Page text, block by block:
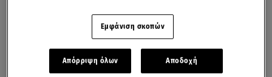
Εμφάνιση σκοπών
Απόρριψη όλων Αποδοχή